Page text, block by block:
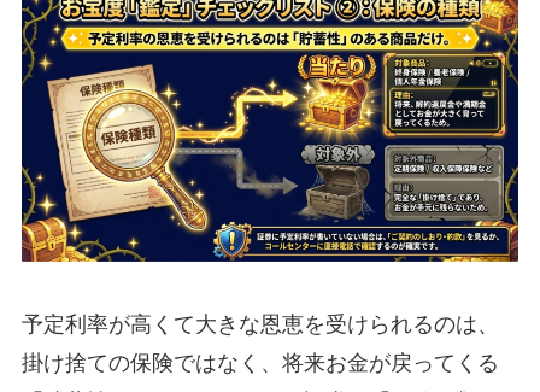
予定利率が高くて大きな恩恵を受けられるのは、
掛け捨ての保険ではなく、将来お金が戻ってくる